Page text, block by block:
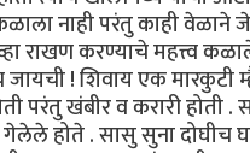
नाही परंतु काही वेळाने
राखण करण्याचे महत्त्व
! शिवाय एक मारकुटी
परंतु खंबीर व करारी होती
होते . सासु सुना दोघीच